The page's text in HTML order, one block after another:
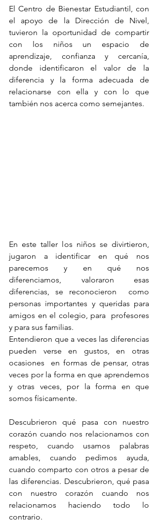
El Centro de Bienestar Estudiantil, con
el apoyo de la Dirección de Nivel,
tuvieron la oportunidad de compartir
con los niños un espacio de
aprendizaje, confianza y cercanía,
donde identificaron el valor de la
diferencia y la forma adecuada de
relacionarse con ella y con lo que
también nos acerca como semejantes.
En este taller los niños se divirtieron,
jugaron a identificar en qué nos
parecemos y en qué nos
diferenciamos, valoraron esas
diferencias, se reconocieron  como
personas importantes y queridas para
amigos en el colegio, para  profesores
y para sus familias.
Entendieron que a veces las diferencias
pueden verse en gustos, en otras
ocasiones  en formas de pensar, otras
veces por la forma en que aprendemos
y otras veces, por la forma en que
somos físicamente.
Descubrieron qué pasa con nuestro
corazón cuando nos relacionamos con
respeto, cuando usamos palabras
amables, cuando pedimos ayuda,
cuando comparto con otros a pesar de
las diferencias. Descubrieron, qué pasa
con nuestro corazón cuando nos
relacionamos haciendo todo lo
contrario.